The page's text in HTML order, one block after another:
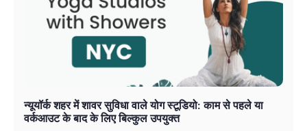
न्यूयॉर्क शहर में शावर सुविधा वाले योग स्टूडियो: काम से पहले या
वर्कआउट के बाद के लिए बिल्कुल उपयुक्त